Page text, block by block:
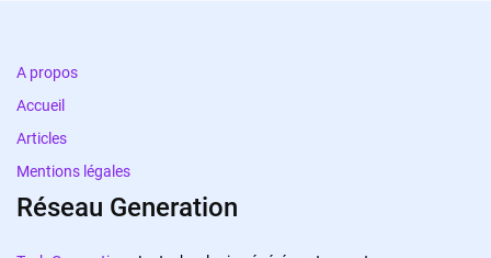
A propos
Accueil
Articles
Mentions légales
Réseau Generation